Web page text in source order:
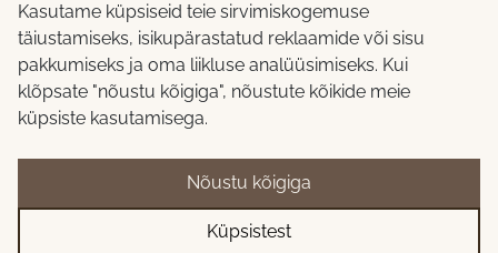
Kasutame küpsiseid teie sirvimiskogemuse
täiustamiseks, isikupärastatud reklaamide või sisu
pakkumiseks ja oma liikluse analüüsimiseks. Kui
klõpsate "nõustu kõigiga", nõustute kõikide meie
küpsiste kasutamisega.
Nõustu kõigiga
Küpsistest